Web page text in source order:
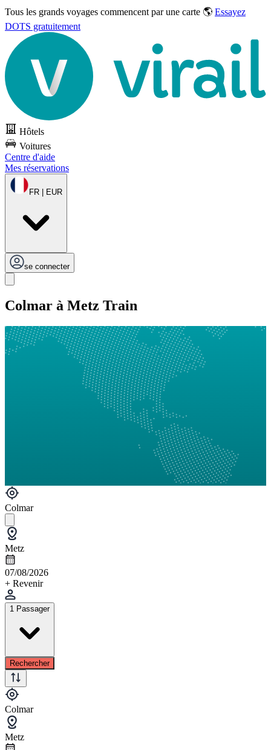
Tous les grands voyages commencent par une carte 🌎 Essayez
DOTS gratuitement
Hôtels
Voitures
Centre d'aide
Mes réservations
FR | EUR
se connecter
Colmar à Metz Train
Colmar
Metz
07/08/2026
+ Revenir
1 Passager
Rechercher
Colmar
Metz